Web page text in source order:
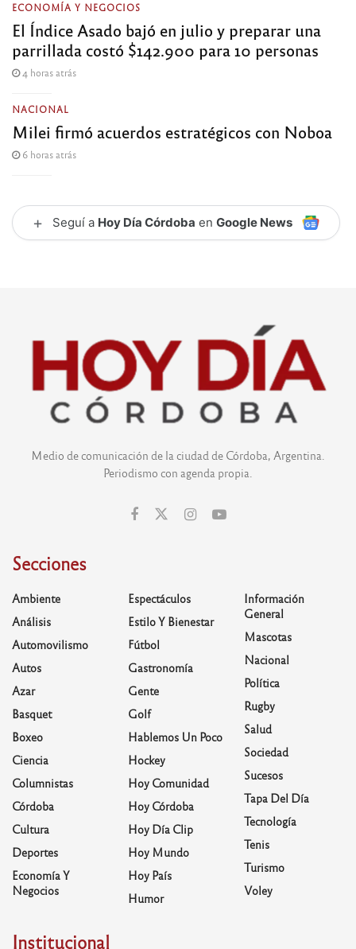
ECONOMÍA Y NEGOCIOS
El Índice Asado bajó en julio y preparar una
parrillada costó $142.900 para 10 personas
4 horas atrás
NACIONAL
Milei firmó acuerdos estratégicos con Noboa
6 horas atrás
+ Seguí a Hoy Día Córdoba en Google News
Medio de comunicación de la ciudad de Córdoba, Argentina.
Periodismo con agenda propia.
Secciones
Ambiente
Análisis
Automovilismo
Autos
Azar
Basquet
Boxeo
Ciencia
Columnistas
Córdoba
Cultura
Deportes
Economía Y
Negocios
Espectáculos
Estilo Y Bienestar
Fútbol
Gastronomía
Gente
Golf
Hablemos Un Poco
Hockey
Hoy Comunidad
Hoy Córdoba
Hoy Día Clip
Hoy Mundo
Hoy País
Humor
Información
General
Mascotas
Nacional
Política
Rugby
Salud
Sociedad
Sucesos
Tapa Del Día
Tecnología
Tenis
Turismo
Voley
Institucional